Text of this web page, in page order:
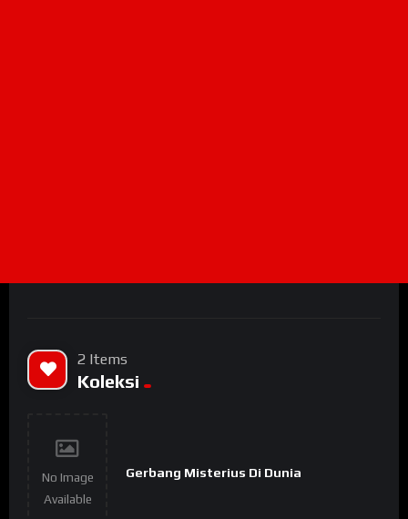
2 Items
Koleksi
No Image
Available
Gerbang Misterius Di Dunia